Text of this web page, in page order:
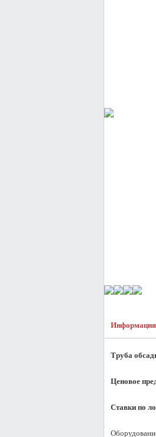
Информация
Труба
Ценовое
Ставки по